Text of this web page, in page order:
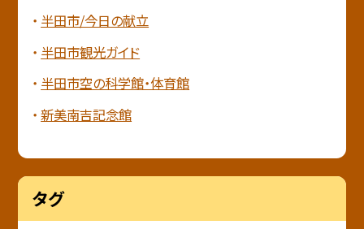
半田市/今日の献立
半田市観光ガイド
半田市空の科学館・体育館
新美南吉記念館
タグ